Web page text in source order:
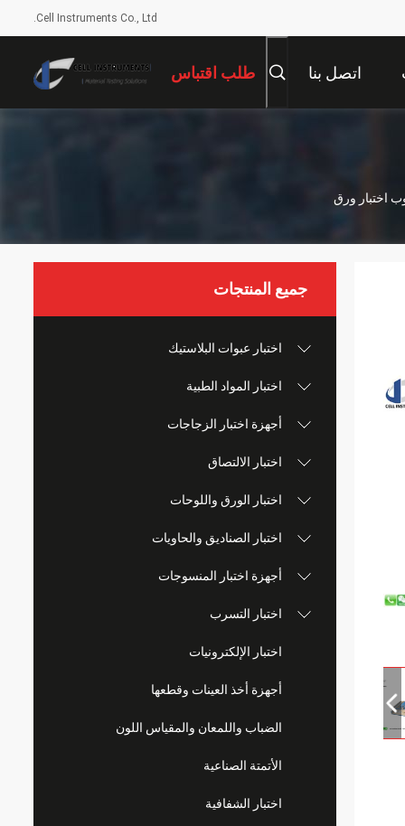
Cell Instruments Co., Ltd.
اتصل بنا طلب اقتباس
جميع المنتجات
اختبار عبوات البلاستيك
اختبار المواد الطبية
أجهزة اختبار الزجاجات
اختبار الالتصاق
اختبار الورق واللوحات
اختبار الصناديق والحاويات
أجهزة اختبار المنسوجات
اختبار التسرب
اختبار الإلكترونيات
أجهزة أخذ العينات وقطعها
الضباب واللمعان والمقياس اللون
الأتمتة الصناعية
اختبار الشفافية